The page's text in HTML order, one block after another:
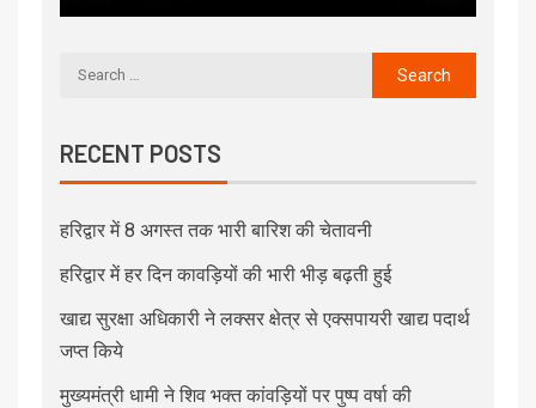
RECENT POSTS
हरिद्वार में 8 अगस्त तक भारी बारिश की चेतावनी
हरिद्वार में हर दिन कावड़ियों की भारी भीड़ बढ़ती हुई
खाद्य सुरक्षा अधिकारी ने लक्सर क्षेत्र से एक्सपायरी खाद्य पदार्थ
जप्त किये
मुख्यमंत्री धामी ने शिव भक्त कांवड़ियों पर पुष्प वर्षा की